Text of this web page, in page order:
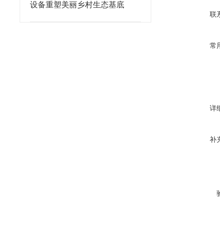
设备重塑美丽乡村生态基底
联
常
详
补